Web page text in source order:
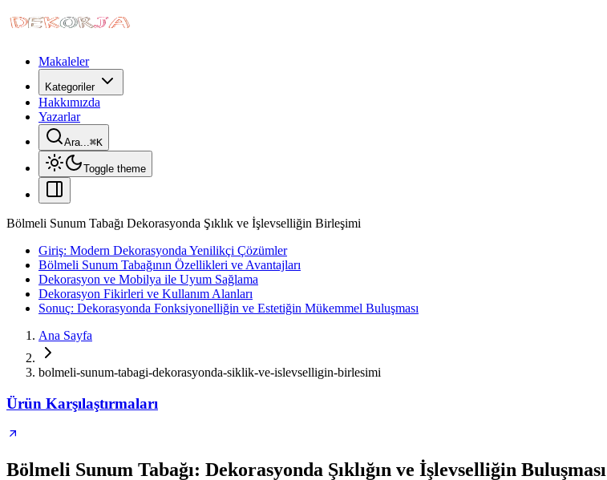
Makaleler
Kategoriler
Hakkımızda
Yazarlar
Ara...⌘K
Toggle theme
Bölmeli Sunum Tabağı Dekorasyonda Şıklık ve İşlevselliğin Birleşimi
Giriş: Modern Dekorasyonda Yenilikçi Çözümler
Bölmeli Sunum Tabağının Özellikleri ve Avantajları
Dekorasyon ve Mobilya ile Uyum Sağlama
Dekorasyon Fikirleri ve Kullanım Alanları
Sonuç: Dekorasyonda Fonksiyonelliğin ve Estetiğin Mükemmel Buluşması
Ana Sayfa
bolmeli-sunum-tabagi-dekorasyonda-siklik-ve-islevselligin-birlesimi
Ürün Karşılaştırmaları
Bölmeli Sunum Tabağı: Dekorasyonda Şıklığın ve İşlevselliğin Buluşması